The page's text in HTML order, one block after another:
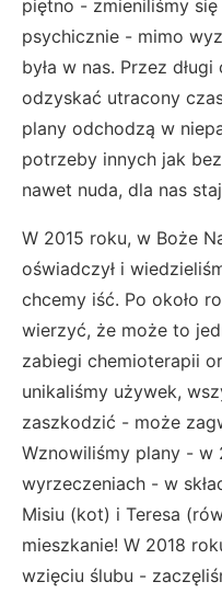
piętno - zmieniliśmy
psychicznie - mimo
była w nas. Przez
odzyskać utracony
plany odchodzą w
potrzeby innych jak
nawet nuda, dla nas
W 2015 roku, w Boże
oświadczył i
chcemy iść. Po około
wierzyć, że może to
zabiegi chemioterapii
unikaliśmy używek,
zaszkodzić - może
Wznowiliśmy plany - w
wyrzeczeniach - w
Misiu (kot) i Teresa
mieszkanie! W 2018
wzięciu ślubu -